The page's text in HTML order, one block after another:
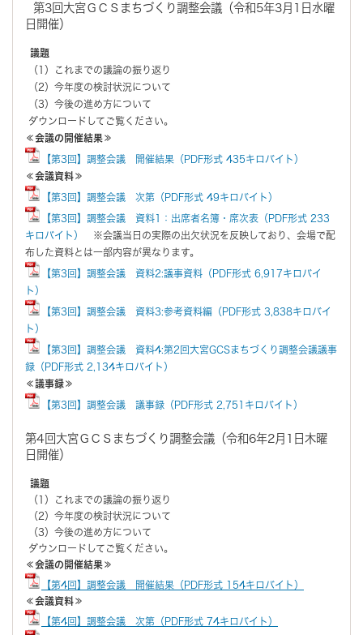
第3回大宮ＧＣＳまちづくり調整会議（令和5年3月1日水曜
日開催）
議題
（1）これまでの議論の振り返り
（2）今年度の検討状況について
（3）今後の進め方について
ダウンロードしてご覧ください。
≪会議の開催結果≫
【第3回】調整会議 開催結果（PDF形式 435キロバイト）
≪会議資料≫
【第3回】調整会議 次第（PDF形式 49キロバイト）
【第3回】調整会議 資料1：出席者名簿・席次表（PDF形式 233
キロバイト）
※会議当日の実際の出欠状況を反映しており、会場で配
布した資料とは一部内容が異なります。
【第3回】調整会議 資料2:議事資料（PDF形式 6,917キロバイ
ト）
【第3回】調整会議 資料3:参考資料編（PDF形式 3,838キロバイ
ト）
【第3回】調整会議 資料4:第2回大宮GCSまちづくり調整会議議事
録（PDF形式 2,134キロバイト）
≪議事録≫
【第3回】調整会議 議事録（PDF形式 2,751キロバイト）
第4回大宮ＧＣＳまちづくり調整会議（令和6年2月1日木曜
日開催）
議題
（1）これまでの議論の振り返り
（2）今年度の検討状況について
（3）今後の進め方について
ダウンロードしてご覧ください。
≪会議の開催結果≫
【第4回】調整会議 開催結果（PDF形式 154キロバイト）
≪会議資料≫
【第4回】調整会議 次第（PDF形式 74キロバイト）